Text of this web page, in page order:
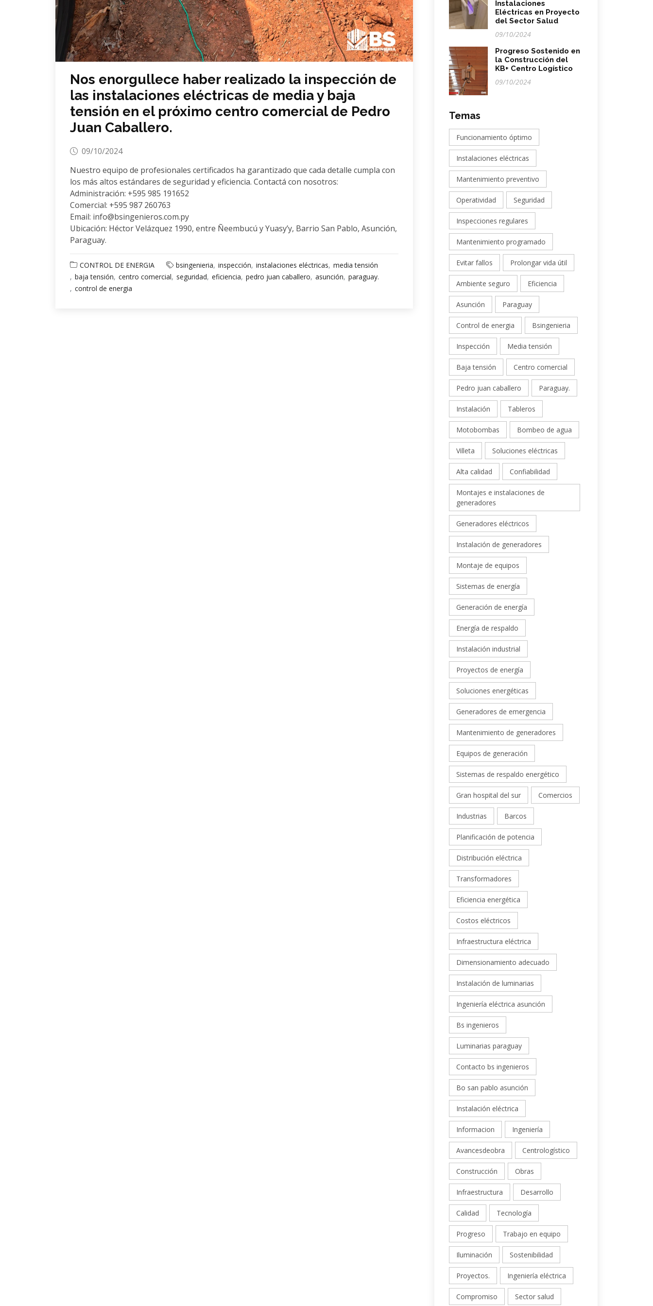
Nos enorgullece haber realizado la inspección de
las instalaciones eléctricas de media y baja
tensión en el próximo centro comercial de Pedro
Juan Caballero.
09/10/2024
Nuestro equipo de profesionales certificados ha garantizado que cada detalle cumpla con
los más altos estándares de seguridad y eficiencia. Contactá con nosotros:
Administración: +595 985 191652
Comercial: +595 987 260763
Email: info@bsingenieros.com.py
Ubicación: Héctor Velázquez 1990, entre Ñeembucú y Yuasy’y, Barrio San Pablo, Asunción,
Paraguay.
CONTROL DE ENERGIA bsingenieria inspección instalaciones eléctricas media tensión
baja tensión centro comercial seguridad eficiencia pedro juan caballero asunción paraguay.
control de energia
Instalaciones
Eléctricas en Proyecto
del Sector Salud
09/10/2024
Progreso Sostenido en
la Construcción del
KB+ Centro Logístico
09/10/2024
Temas
Funcionamiento óptimo
Instalaciones eléctricas
Mantenimiento preventivo
Operatividad Seguridad
Inspecciones regulares
Mantenimiento programado
Evitar fallos Prolongar vida útil
Ambiente seguro Eficiencia
Asunción Paraguay
Control de energia Bsingenieria
Inspección Media tensión
Baja tensión Centro comercial
Pedro juan caballero Paraguay.
Instalación Tableros
Motobombas Bombeo de agua
Villeta Soluciones eléctricas
Alta calidad Confiabilidad
Montajes e instalaciones de
generadores
Generadores eléctricos
Instalación de generadores
Montaje de equipos
Sistemas de energía
Generación de energía
Energía de respaldo
Instalación industrial
Proyectos de energía
Soluciones energéticas
Generadores de emergencia
Mantenimiento de generadores
Equipos de generación
Sistemas de respaldo energético
Gran hospital del sur Comercios
Industrias Barcos
Planificación de potencia
Distribución eléctrica
Transformadores
Eficiencia energética
Costos eléctricos
Infraestructura eléctrica
Dimensionamiento adecuado
Instalación de luminarias
Ingeniería eléctrica asunción
Bs ingenieros
Luminarias paraguay
Contacto bs ingenieros
Bo san pablo asunción
Instalación eléctrica
Informacion Ingeniería
Avancesdeobra Centrologístico
Construcción Obras
Infraestructura Desarrollo
Calidad Tecnología
Progreso Trabajo en equipo
Iluminación Sostenibilidad
Proyectos. Ingeniería eléctrica
Compromiso Sector salud